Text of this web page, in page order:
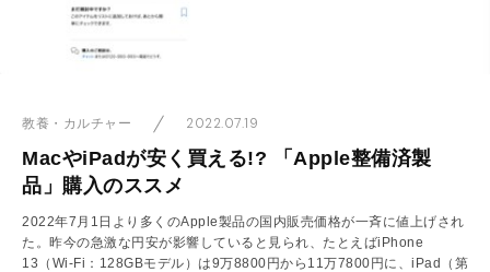
教養・カルチャー 2022.07.19
MacやiPadが安く買える!? 「Apple整備済製
品」購入のススメ
2022年7月1日より多くのApple製品の国内販売価格が一斉に値上げされ
た。昨今の急激な円安が影響していると見られ、たとえばiPhone
13（Wi-Fi：128GBモデル）は9万8800円から11万7800円に、iPad（第